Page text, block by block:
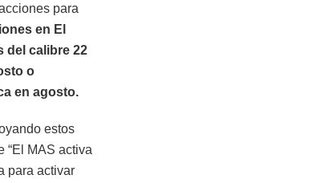
para
en El
del calibre 22
o
en agosto.
estos
“El MAS activa
para activar